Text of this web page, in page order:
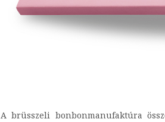
A brüsszeli bonbonmanufaktúra